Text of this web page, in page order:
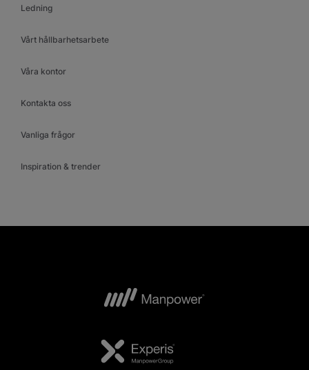
Ledning
Vårt hållbarhetsarbete
Våra kontor
Kontakta oss
Vanliga frågor
Inspiration & trender